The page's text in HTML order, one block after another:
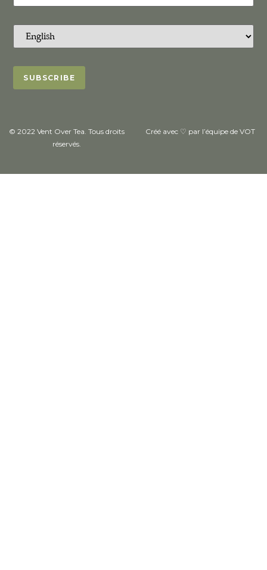
© 2022 Vent Over Tea. Tous droits
réservés.
Créé avec ♡ par l’équipe de VOT